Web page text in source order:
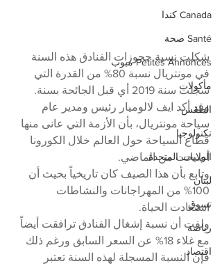
Canada كندا
Santé صحة
Petites Annonces مبوب
مأكولات
الطقس
تكنولوجيا
الولايات المتحدة
لبنان
تسوق
رياضة
اقتصاد
شكلت نسبة حجوزات الفنادق هذه السنة
في مونتريال نسبة 80% من القدرة التي
سجلت سنة 2019 أي قبل الجائحة بسنة.
وقد أكد ايف لالوميار رئيس ومدير عام
سياحة مونتريال، بأن الأزمة التي عانى منها
قطاع السياحة حول العالم خلال الكورونا
أصبحت من الماضي.
وتابع بأن هذا الصيف كان تاريخياً بحيث أن
100% من المهراجانات والنشاطات
استعادت الحياة.
ولفت أن نسبة إشغال الفنادق ترافقت أيضاً
مع غلاء 18% عن السعر السابق ورغم ذلك
فإن النسبة المسجلة لهذه السنة تعتبر